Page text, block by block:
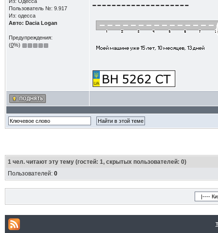
Пользователь №: 9.917
Из: одесса
Авто: Dacia Logan
Предупреждения:
(0%)
--------------------
1чел. читают эту тему (гостей: 1, скрытых пользователей: 0)
Пользователей: 0